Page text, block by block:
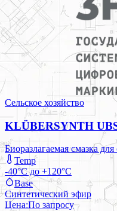
Сельское хозяйство
KLÜBERSYNTH
Биоразлагаемая смазка
Temp
-40°C до +120°C
Base
Синтетический эфир
Цена:По запросу